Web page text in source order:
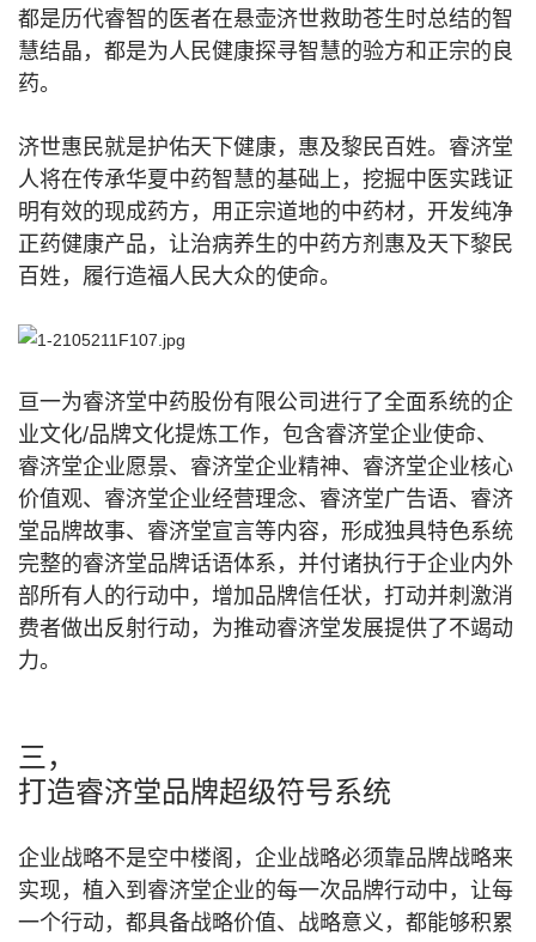
都是历代睿智的医者在悬壶济世救助苍生时总结的智
慧结晶，都是为人民健康探寻智慧的验方和正宗的良
药。
济世惠民就是护佑天下健康，惠及黎民百姓。睿济堂
人将在传承华夏中药智慧的基础上，挖掘中医实践证
明有效的现成药方，用正宗道地的中药材，开发纯净
正药健康产品，让治病养生的中药方剂惠及天下黎民
百姓，履行造福人民大众的使命。
亘一为睿济堂中药股份有限公司进行了全面系统的企
业文化/品牌文化提炼工作，包含睿济堂企业使命、
睿济堂企业愿景、睿济堂企业精神、睿济堂企业核心
价值观、睿济堂企业经营理念、睿济堂广告语、睿济
堂品牌故事、睿济堂宣言等内容，形成独具特色系统
完整的睿济堂品牌话语体系，并付诸执行于企业内外
部所有人的行动中，增加品牌信任状，打动并刺激消
费者做出反射行动，为推动睿济堂发展提供了不竭动
力。
三，
打造睿济堂品牌超级符号系统
企业战略不是空中楼阁，企业战略必须靠品牌战略来
实现，植入到睿济堂企业的每一次品牌行动中，让每
一个行动，都具备战略价值、战略意义，都能够积累